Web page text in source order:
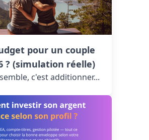
pour un couple
? (simulation réelle)
c'est additionner...